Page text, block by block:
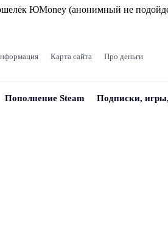
ЮMoney (анонимный не
Карта сайта Про деньги
Пополнение Steam Подписки,